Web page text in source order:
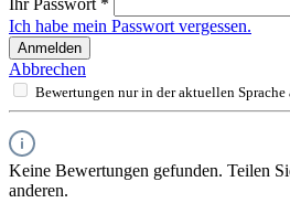
Ich habe mein Passwort vergessen.
Anmelden
Abbrechen
Bewertungen nur in der aktuellen Sprache
Keine Bewertungen gefunden. Teilen
anderen.